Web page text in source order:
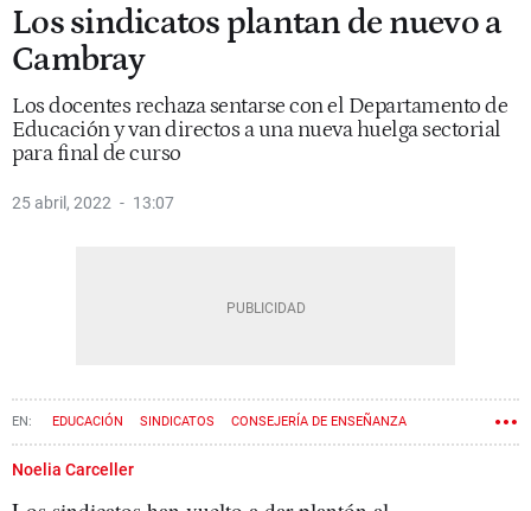
Los sindicatos plantan de nuevo a
Cambray
Los docentes rechaza sentarse con el Departamento de
Educación y van directos a una nueva huelga sectorial
para final de curso
25 abril, 2022 13:07
EDUCACIÓN SINDICATOS CONSEJERÍA DE ENSEÑANZA
JOSEP GONZÀLEZ-CAMBRAY
Noelia Carceller